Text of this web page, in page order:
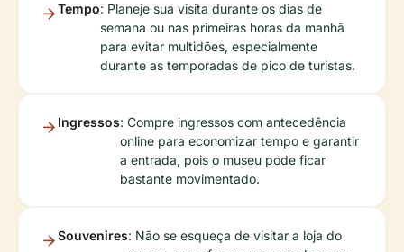
Tempo: Planeje sua visita durante os dias de
semana ou nas primeiras horas da manhã
para evitar multidões, especialmente
durante as temporadas de pico de turistas.
Ingressos: Compre ingressos com antecedência
online para economizar tempo e garantir
a entrada, pois o museu pode ficar
bastante movimentado.
Souvenires: Não se esqueça de visitar a loja do